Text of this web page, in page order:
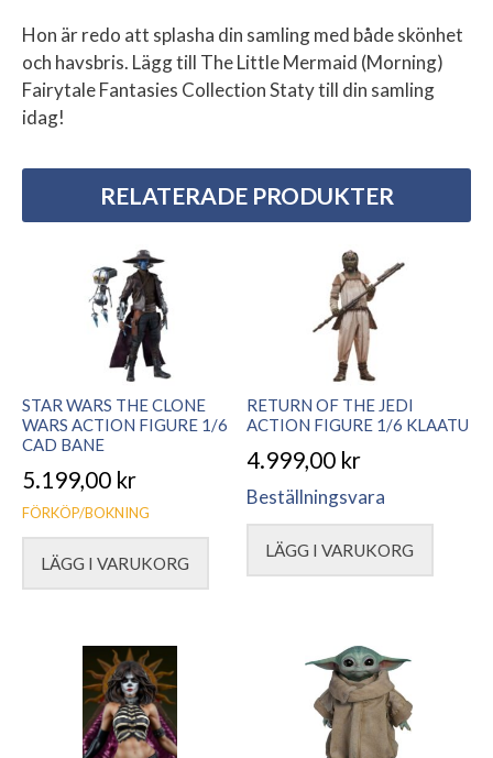
Hon är redo att splasha din samling med både skönhet
och havsbris. Lägg till The Little Mermaid (Morning)
Fairytale Fantasies Collection Staty till din samling
idag!
RELATERADE PRODUKTER
STAR WARS THE CLONE
WARS ACTION FIGURE 1/6
CAD BANE
5.199,00 kr
FÖRKÖP/BOKNING
LÄGG I VARUKORG
RETURN OF THE JEDI
ACTION FIGURE 1/6 KLAATU
4.999,00 kr
Beställningsvara
LÄGG I VARUKORG